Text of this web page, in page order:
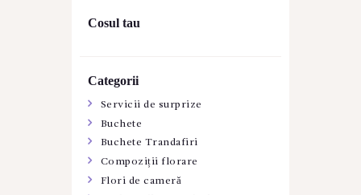
Cosul tau
Categorii
Servicii de surprize
Buchete
Buchete Trandafiri
Compoziții florare
Flori de cameră